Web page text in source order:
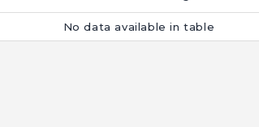
No data available in table